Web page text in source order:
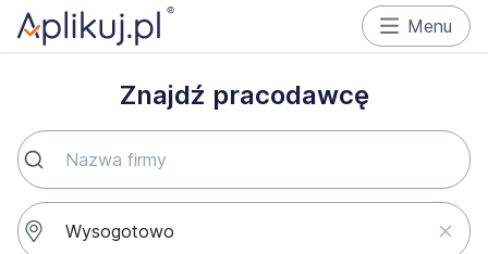
Menu
Znajdź pracodawcę